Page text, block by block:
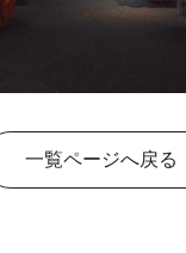
一覧ページへ戻る